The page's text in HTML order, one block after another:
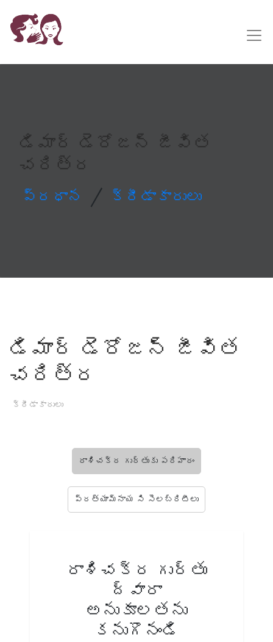
డిమార్ డెరోజన్ జీవిత
చరిత్ర
ప్రధాన / క్రీడాకారులు
డిమార్ డెరోజన్ జీవిత
చరిత్ర
క్రీడాకారులు
రాశిచక్ర గుర్తుకు పరిహారం
ప్రత్యామ్నాయ సి సెలబ్రిటీలు
రాశిచక్ర గుర్తు
ద్వారా
అనుకూలతను
కనుగొనండి